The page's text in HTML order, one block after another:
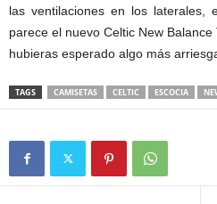
las ventilaciones en los
parece el nuevo Celtic New
hubieras esperado algo más
TAGS CAMISETAS CELTIC ESCOCIA